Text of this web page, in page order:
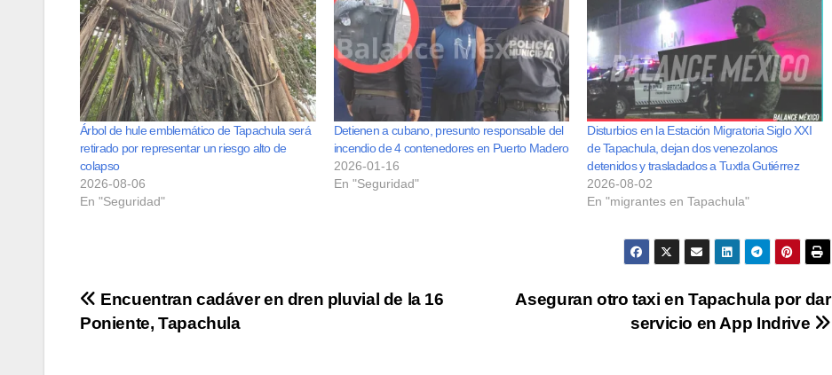
Árbol de hule emblemático de Tapachula será
retirado por representar un riesgo alto de
colapso
2026-08-06
En "Seguridad"
Detienen a cubano, presunto responsable del
incendio de 4 contenedores en Puerto Madero
2026-01-16
En "Seguridad"
Disturbios en la Estación Migratoria Siglo XXI
de Tapachula, dejan dos venezolanos
detenidos y trasladados a Tuxtla Gutiérrez
2026-08-02
En "migrantes en Tapachula"
Navegación
Aseguran otro taxi en Tapachula por dar
servicio en App Indrive
Encuentran cadáver en dren pluvial de la 16
Poniente, Tapachula